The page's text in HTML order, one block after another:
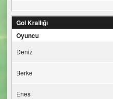
Gol Krallığı
Oyuncu
Deniz
Berke
Enes